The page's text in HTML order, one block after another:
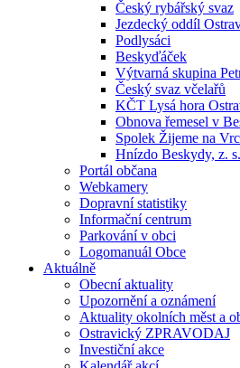
Český rybářský svaz
Jezdecký oddíl
Podlysáci
Beskyďáček
Výtvarná skupina
Český svaz včelařů
KČT Lysá hora
Obnova řemesel v
Spolek Žijeme na
Hnízdo Beskydy, z. s.
Portál občana
Webkamery
Dopravní statistiky
Informační centrum
Parkování v obci
Logomanuál Obce
Aktuálně
Obecní aktuality
Upozornění a oznámení
Aktuality okolních měst a
Ostravický ZPRAVODAJ
Investiční akce